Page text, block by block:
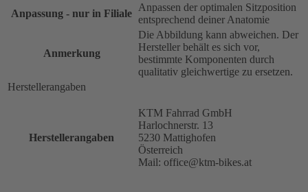
Anpassung - nur in Filiale
Anpassen der optimalen Sitzposition
entsprechend deiner Anatomie
Anmerkung
Die Abbildung kann abweichen. Der
Hersteller behält es sich vor,
bestimmte Komponenten durch
qualitativ gleichwertige zu ersetzen.
Herstellerangaben
Herstellerangaben
KTM Fahrrad GmbH
Harlochnerstr. 13
5230 Mattighofen
Österreich
Mail: office@ktm-bikes.at